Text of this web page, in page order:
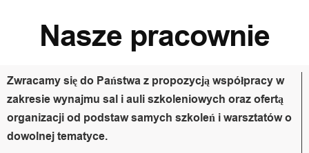
Nasze pracownie
Zwracamy się do Państwa z propozycją współpracy w
zakresie wynajmu sal i auli szkoleniowych oraz ofertą
organizacji od podstaw samych szkoleń i warsztatów o
dowolnej tematyce.